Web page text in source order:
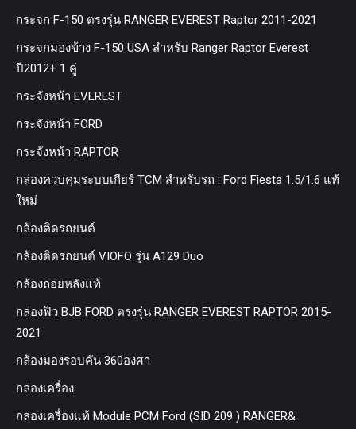
กระจก F-150 ตรงรุ่น RANGER EVEREST Raptor 2011-2021
กระจกมองข้าง F-150 USA สำหรับ Ranger Raptor Everest
ปี2012+ 1 คู่
กระจังหน้า EVEREST
กระจังหน้า FORD
กระจังหน้า RAPTOR
กล่องควบคุมระบบเกียร์ TCM สำหรับรถ : Ford Fiesta 1.5/1.6 แท้
ใหม่
กล้องติดรถยนต์
กล้องติดรถยนต์ VIOFO รุ่น A129 Duo
กล้องถอยหลังแท้
กล่องฟิว BJB FORD ตรงรุ่น RANGER EVEREST RAPTOR 2015-
2021
กล้องมองรอบคัน 360องศา
กล่องเครื่อง
กล่องเครื่องแท้ Module PCM Ford (SID 209 ) RANGER&